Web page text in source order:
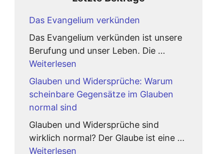
Das Evangelium verkünden
Das Evangelium verkünden ist unsere
Berufung und unser Leben. Die ...
Weiterlesen
Glauben und Widersprüche: Warum
scheinbare Gegensätze im Glauben
normal sind
Glauben und Widersprüche sind
wirklich normal? Der Glaube ist eine ...
Weiterlesen